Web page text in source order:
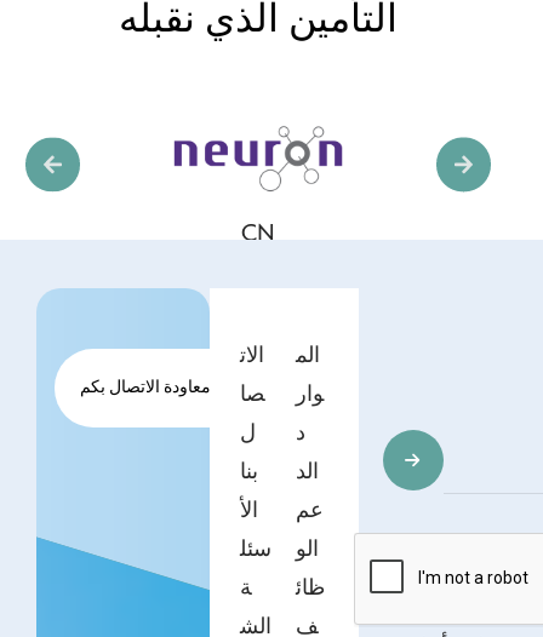
التأمين الذي نقبله
CN
طلب معاودة الاتصال بكم
الات
صا
ل
بنا
الأ
سئل
ة
الش
الم
وار
د
الد
عم
الو
ظائ
ف